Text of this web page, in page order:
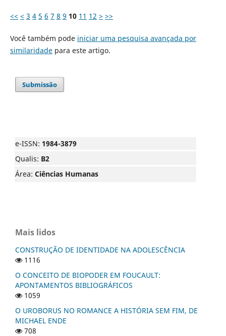
<< < 3 4 5 6 7 8 9 10 11 12 > >>
Você também pode iniciar uma pesquisa avançada por
similaridadepara este artigo.
Submissão
e-ISSN: 1984-3879
Qualis: B2
Área: Ciências Humanas
Mais lidos
CONSTRUÇÃO DE IDENTIDADE NA ADOLESCÊNCIA
1116
O CONCEITO DE BIOPODER EM FOUCAULT:
APONTAMENTOS BIBLIOGRÁFICOS
1059
O UROBORUS NO ROMANCE A HISTÓRIA SEM FIM, DE
MICHAEL ENDE
708